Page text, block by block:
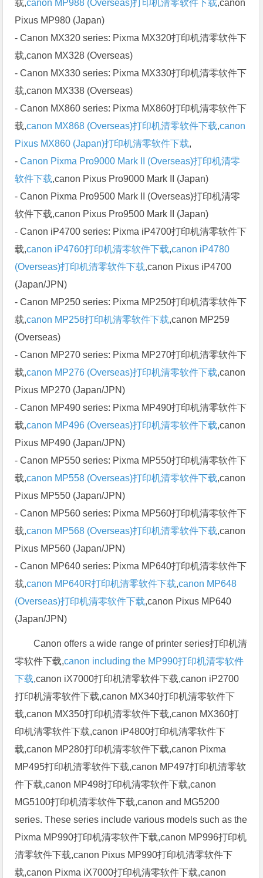
载,canon MP988 (Overseas)打印机清零软件下载,canon
Pixus MP980 (Japan)
- Canon MX320 series: Pixma MX320打印机清零软件下
载,canon MX328 (Overseas)
- Canon MX330 series: Pixma MX330打印机清零软件下
载,canon MX338 (Overseas)
- Canon MX860 series: Pixma MX860打印机清零软件下
载,canon MX868 (Overseas)打印机清零软件下载,canon
Pixus MX860 (Japan)打印机清零软件下载,
-Canon Pixma Pro9000 Mark II (Overseas)打印机清零
软件下载,canon Pixus Pro9000 Mark II (Japan)
- Canon Pixma Pro9500 Mark II (Overseas)打印机清零
软件下载,canon Pixus Pro9500 Mark II (Japan)
- Canon iP4700 series: Pixma iP4700打印机清零软件下
载,canon iP4760打印机清零软件下载,canon iP4780
(Overseas)打印机清零软件下载,canon Pixus iP4700
(Japan/JPN)
- Canon MP250 series: Pixma MP250打印机清零软件下
载,canon MP258打印机清零软件下载,canon MP259
(Overseas)
- Canon MP270 series: Pixma MP270打印机清零软件下
载,canon MP276 (Overseas)打印机清零软件下载,canon
Pixus MP270 (Japan/JPN)
- Canon MP490 series: Pixma MP490打印机清零软件下
载,canon MP496 (Overseas)打印机清零软件下载,canon
Pixus MP490 (Japan/JPN)
- Canon MP550 series: Pixma MP550打印机清零软件下
载,canon MP558 (Overseas)打印机清零软件下载,canon
Pixus MP550 (Japan/JPN)
- Canon MP560 series: Pixma MP560打印机清零软件下
载,canon MP568 (Overseas)打印机清零软件下载,canon
Pixus MP560 (Japan/JPN)
- Canon MP640 series: Pixma MP640打印机清零软件下
载,canon MP640R打印机清零软件下载,canon MP648
(Overseas)打印机清零软件下载,canon Pixus MP640
(Japan/JPN)
Canon offers a wide range of printer series打印机清
零软件下载,canon including the MP990打印机清零软件
下载,canon iX7000打印机清零软件下载,canon iP2700
打印机清零软件下载,canon MX340打印机清零软件下
载,canon MX350打印机清零软件下载,canon MX360打
印机清零软件下载,canon iP4800打印机清零软件下
载,canon MP280打印机清零软件下载,canon Pixma
MP495打印机清零软件下载,canon MP497打印机清零软
件下载,canon MP498打印机清零软件下载,canon
MG5100打印机清零软件下载,canon and MG5200
series. These series include various models such as the
Pixma MP990打印机清零软件下载,canon MP996打印机
清零软件下载,canon Pixus MP990打印机清零软件下
载,canon Pixma iX7000打印机清零软件下载,canon